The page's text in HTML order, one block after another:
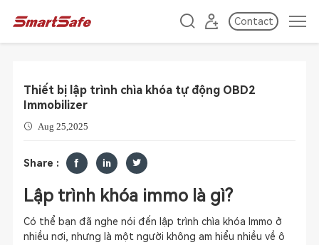
Contact
Thiết bị lập trình chìa khóa tự động OBD2
Immobilizer
Aug 25,2025
Share :
Lập trình khóa immo là gì?
Có thể bạn đã nghe nói đến lập trình chìa khóa Immo ở
nhiều nơi, nhưng là một người không am hiểu nhiều về ô